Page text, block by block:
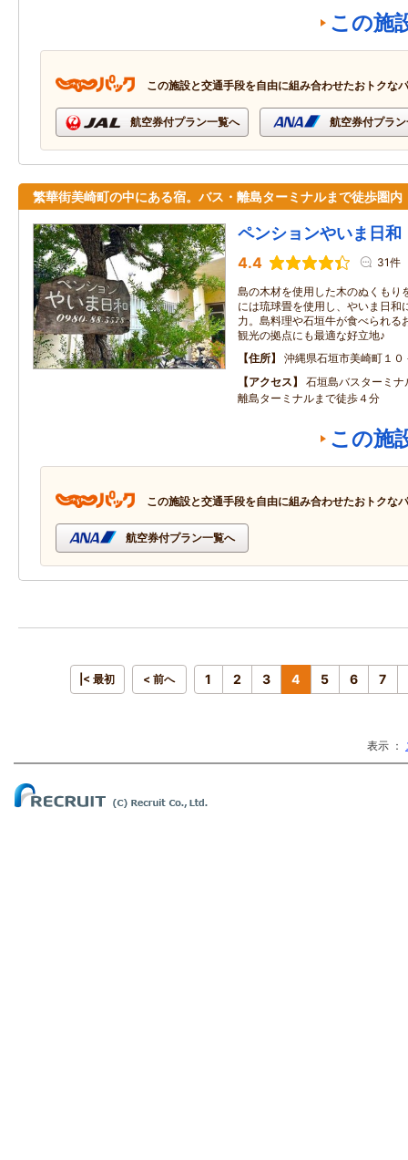
この施
この施設と交通手段を自由に組み合わせたおトクな
航空券付プラン一覧へ 航空券付プラ
繁華街美崎町の中にある宿。バス・離島ターミナルまで徒歩圏内
ペンションやいま日和
4.4 31件
島の木材を使用した木のぬくもり
には琉球畳を使用し、やいま日和
力。島料理や石垣牛が食べられる
観光の拠点にも最適な好立地♪
住所
沖縄県石垣市美崎町１０
アクセス
石垣島バスターミ
離島ターミナルまで徒歩４分
この施
この施設と交通手段を自由に組み合わせたおトクな
航空券付プラン一覧へ
|< 最初 < 前へ 1 2 3 4 5 6 7
表示 ：